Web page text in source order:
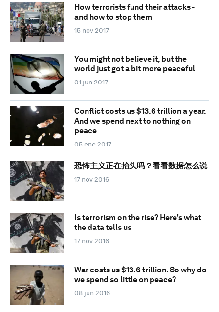
How terrorists fund their attacks -
and how to stop them
15 nov 2017
You might not believe it, but the
world just got a bit more peaceful
01 jun 2017
Conflict costs us $13.6 trillion a year.
And we spend next to nothing on
peace
05 ene 2017
恐怖主义正在抬头吗？看看数据怎么说
17 nov 2016
Is terrorism on the rise? Here's what
the data tells us
17 nov 2016
War costs us $13.6 trillion. So why do
we spend so little on peace?
08 jun 2016